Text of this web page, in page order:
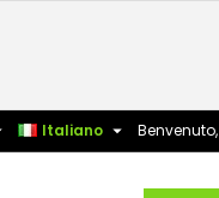
Benvenuto,
Italiano 